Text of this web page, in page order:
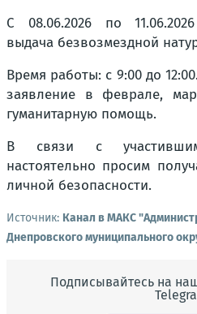
С 08.06.2026 по
выдача безвозмездной
Время работы: с 9:00 до
заявление в феврале,
гуманитарную помощь.
В связи с
настоятельно просим
личной безопасности.
Источник: Канал в МАКС
Днепровского муниципального
Подписывайтесь на